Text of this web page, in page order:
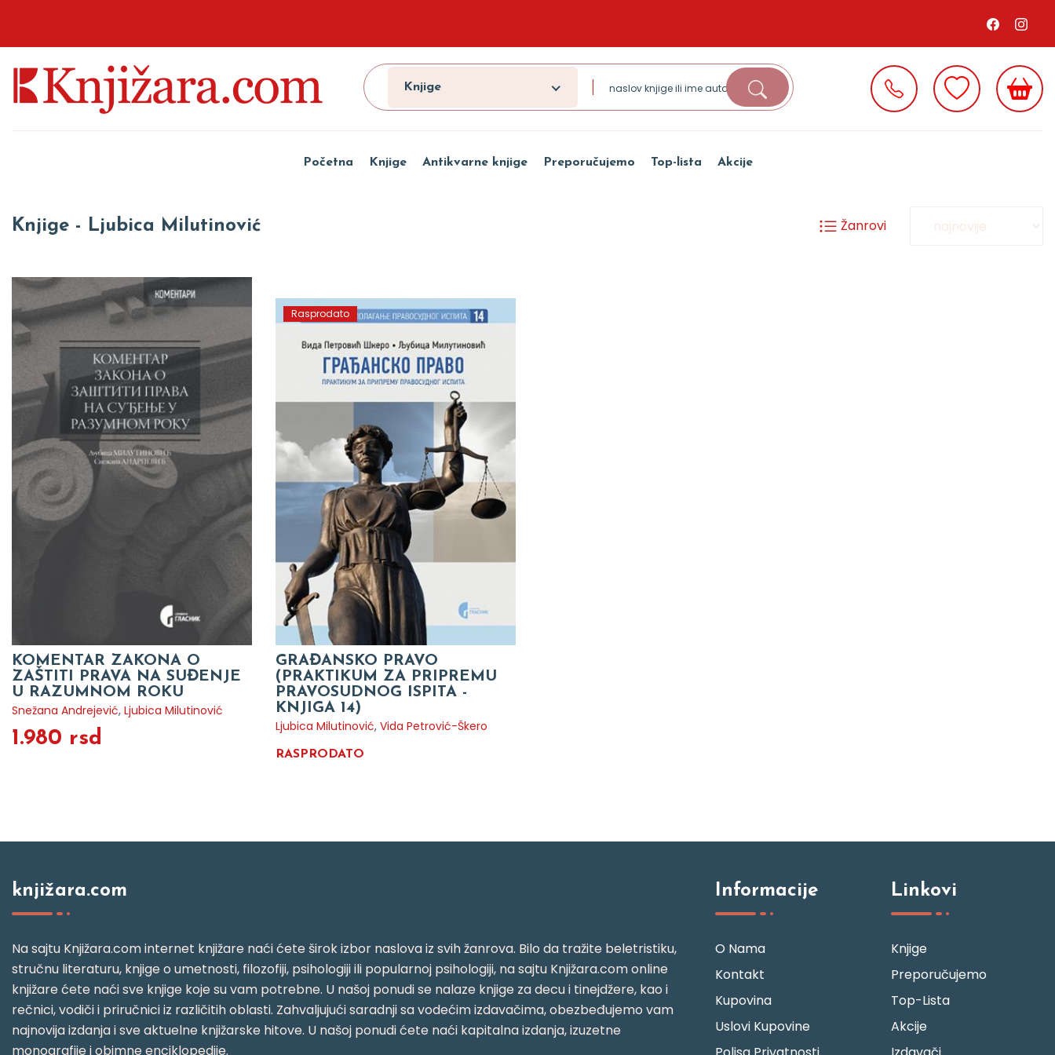
Knjige
Početna Knjige Antikvarne knjige Preporučujemo Top-lista Akcije
Knjige - Ljubica Milutinović Žanrovi
KOMENTAR ZAKONA O
ZAŠTITI PRAVA NA SUĐENJE
U RAZUMNOM ROKU
Snežana Andrejević, Ljubica Milutinović
1.980 rsd
Rasprodato
GRAĐANSKO PRAVO
(PRAKTIKUM ZA PRIPREMU
PRAVOSUDNOG ISPITA -
KNJIGA 14)
Ljubica Milutinović, Vida Petrović-Škero
RASPRODATO
knjižara.com
Na sajtu Knjižara.com internet knjižare naći ćete širok izbor naslova iz svih žanrova. Bilo da tražite beletristiku,
stručnu literaturu, knjige o umetnosti, filozofiji, psihologiji ili popularnoj psihologiji, na sajtu Knjižara.com online
knjižare ćete naći sve knjige koje su vam potrebne. U našoj ponudi se nalaze knjige za decu i tinejdžere, kao i
rečnici, vodiči i priručnici iz različitih oblasti. Zahvaljujući saradnji sa vodećim izdavačima, obezbeđujemo vam
najnovija izdanja i sve aktuelne knjižarske hitove. U našoj ponudi ćete naći kapitalna izdanja, izuzetne
monografije i obimne enciklopedije.
Informacije
O Nama
Kontakt
Kupovina
Uslovi Kupovine
Linkovi
Knjige
Preporučujemo
Top-Lista
Akcije